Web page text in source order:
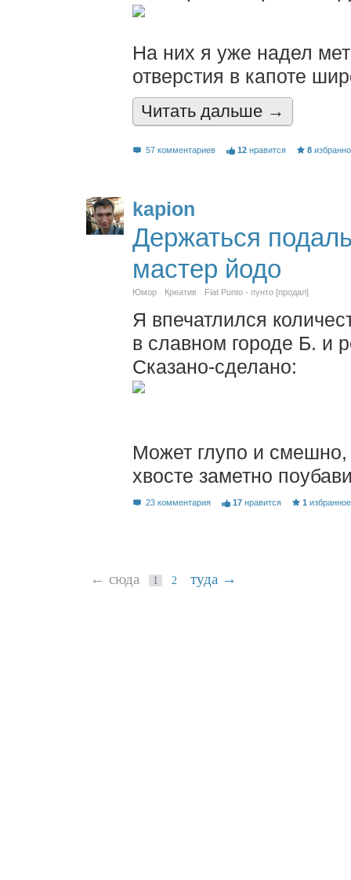
На них я уже надел
отверстия в капоте
Читать дальшe →
57 комментариев 12 нравится 8
kapion
Держаться
мастер йодо
Юмор Креатив Fiat Punto - пунто [продал]
Я впечатлился
в славном городе Б. и
Сказано-сделано:
Может глупо и
хвосте заметно
23 комментария 17 нравится 1 избранное
← сюда 1 2 туда →